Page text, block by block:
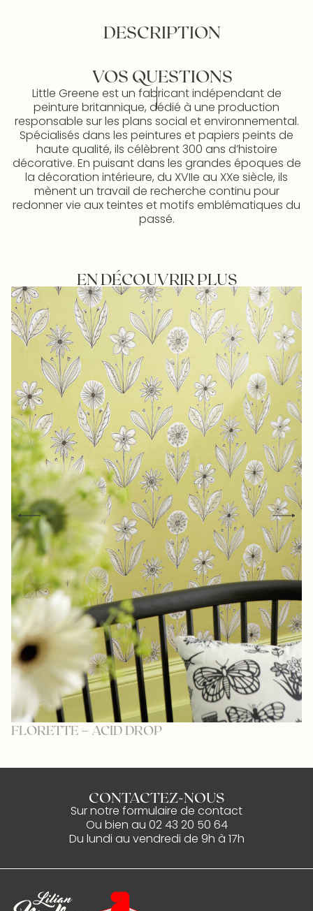
DESCRIPTION
VOS QUESTIONS
Little Greene est un fabricant indépendant de
peinture britannique, dédié à une production
responsable sur les plans social et environnemental.
Spécialisés dans les peintures et papiers peints de
haute qualité, ils célèbrent 300 ans d’histoire
décorative. En puisant dans les grandes époques de
la décoration intérieure, du XVIIe au XXe siècle, ils
mènent un travail de recherche continu pour
redonner vie aux teintes et motifs emblématiques du
passé.
EN DÉCOUVRIR PLUS
FLORETTE – ACID DROP
CONTACTEZ-NOUS
Sur notre formulaire de contact
Ou bien au 02 43 20 50 64
Du lundi au vendredi de 9h à 17h